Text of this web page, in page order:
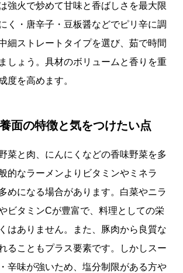
強火で炒めて甘味と香ばしさを最大限
く・唐辛子・豆板醤などでピリ辛に調
細ストレートタイプを選び、茹で時間
しょう。具材のボリュームと香りを重
度を高めます。
面の特徴と気をつけたい点
菜と肉、にんにくなどの香味野菜を多
的なラーメンよりビタミンやミネラ
めになる場合があります。白菜やニラ
ビタミンCが豊富で、料理としての栄
はありません。また、豚肉から良質な
ることもプラス要素です。しかしスー
辛味が強いため、塩分制限がある方や